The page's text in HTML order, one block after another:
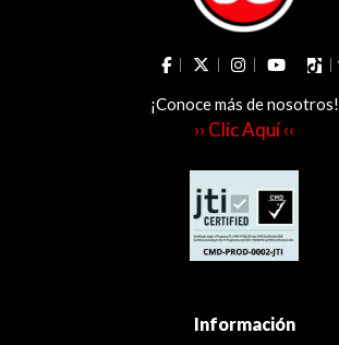
¡Conoce más de nosotros!
›› Clic Aquí ‹‹
Información